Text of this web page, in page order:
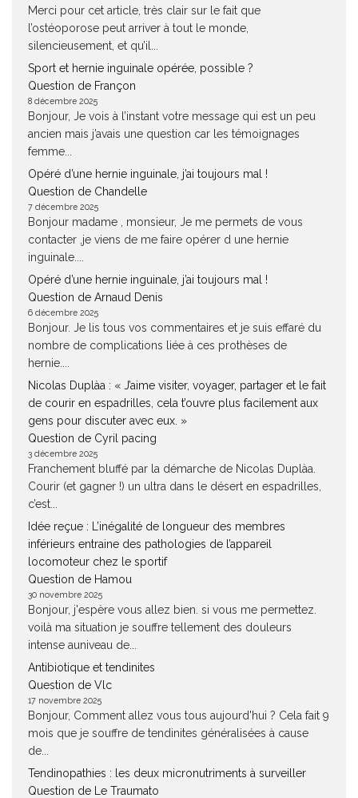
Merci pour cet article, très clair sur le fait que
l’ostéoporose peut arriver à tout le monde,
silencieusement, et qu’il...
Sport et hernie inguinale opérée, possible ?
Question de Françon
8 décembre 2025
Bonjour, Je vois à l’instant votre message qui est un peu
ancien mais j’avais une question car les témoignages
femme...
Opéré d’une hernie inguinale, j’ai toujours mal !
Question de Chandelle
7 décembre 2025
Bonjour madame , monsieur, Je me permets de vous
contacter ,je viens de me faire opérer d une hernie
inguinale....
Opéré d’une hernie inguinale, j’ai toujours mal !
Question de Arnaud Denis
6 décembre 2025
Bonjour. Je lis tous vos commentaires et je suis effaré du
nombre de complications liée à ces prothèses de
hernie....
Nicolas Duplàa : « J’aime visiter, voyager, partager et le fait
de courir en espadrilles, cela t’ouvre plus facilement aux
gens pour discuter avec eux. »
Question de Cyril pacing
3 décembre 2025
Franchement bluffé par la démarche de Nicolas Duplàa.
Courir (et gagner !) un ultra dans le désert en espadrilles,
c’est...
Idée reçue : L’inégalité de longueur des membres
inférieurs entraine des pathologies de l’appareil
locomoteur chez le sportif
Question de Hamou
30 novembre 2025
Bonjour, j'espère vous allez bien. si vous me permettez.
voilà ma situation je souffre tellement des douleurs
intense auniveau de...
Antibiotique et tendinites
Question de Vlc
17 novembre 2025
Bonjour, Comment allez vous tous aujourd'hui ? Cela fait 9
mois que je souffre de tendinites généralisées à cause
de...
Tendinopathies : les deux micronutriments à surveiller
Question de Le Traumato